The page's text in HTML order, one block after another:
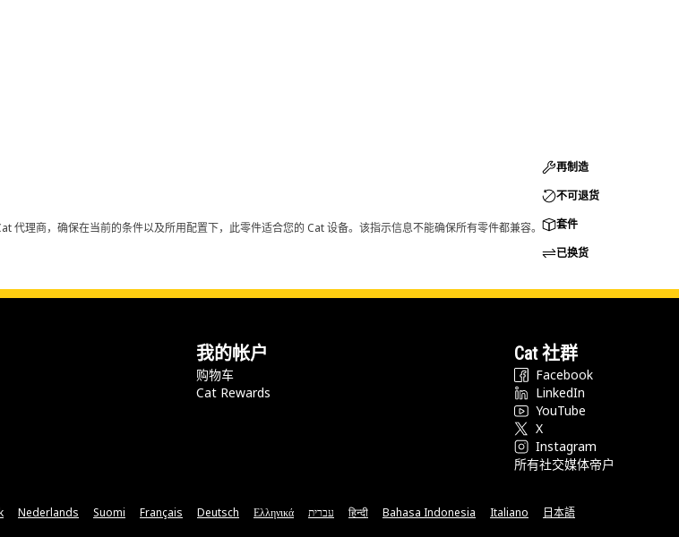
理商，确保在当前的条件以及所用配置下，此零件适合您的 Cat 设备。该指示信息不能确保所有零件都兼容。
再制造
不可退货
套件
已换货
我的帐户
购物车
Cat Rewards
Cat 社群
Facebook
LinkedIn
YouTube
X
Instagram
所有社交媒体帝户
Nederlands Suomi Français Deutsch Ελληνικά עברית हिन्दी Bahasa Indonesia Italiano 日本語